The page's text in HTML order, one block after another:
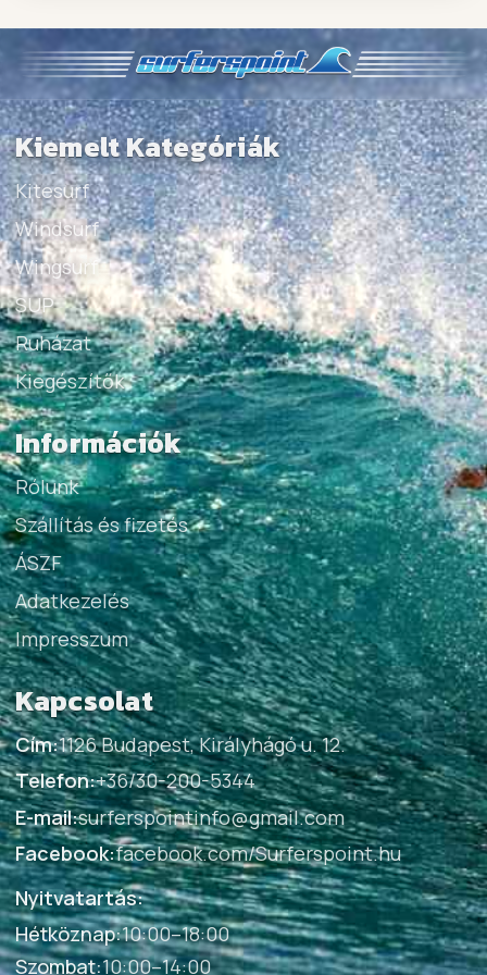
Kiemelt Kategóriák
Kitesurf
Windsurf
Wingsurf
SUP
Ruházat
Kiegészítők
Információk
Rólunk
Szállítás és fizetés
ÁSZF
Adatkezelés
Impresszum
Kapcsolat
Cím:1126 Budapest, Királyhágó u. 12.
Telefon:+36/30-200-5344
E-mail:surferspointinfo@gmail.com
Facebook:facebook.com/Surferspoint.hu
Nyitvatartás:
Hétköznap:10:00–18:00
Szombat:10:00–14:00